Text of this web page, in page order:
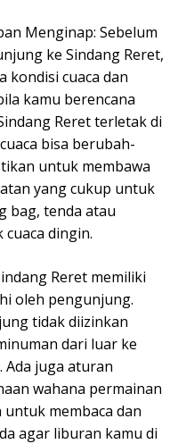
Menginap: Sebelum
ke Sindang Reret,
kondisi cuaca dan
kamu berencana
Reret terletak di
bisa berubah-
untuk membawa
yang cukup untuk
bag, tenda atau
dingin.
Reret memiliki
oleh pengunjung.
tidak diizinkan
dari luar ke
Ada juga aturan
wahana permainan
membaca dan
agar liburan kamu di